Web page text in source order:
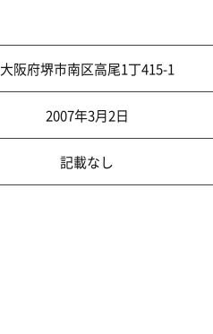
大阪府堺市南区高尾1丁415-1
2007年3月2日
記載なし